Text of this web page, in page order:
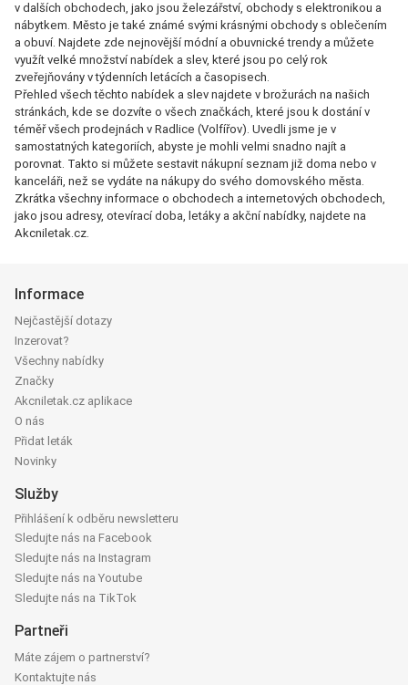
v dalších obchodech, jako jsou železářství, obchody s elektronikou a
nábytkem. Město je také známé svými krásnými obchody s oblečením
a obuví. Najdete zde nejnovější módní a obuvnické trendy a můžete
využít velké množství nabídek a slev, které jsou po celý rok
zveřejňovány v týdenních letácích a časopisech.
Přehled všech těchto nabídek a slev najdete v brožurách na našich
stránkách, kde se dozvíte o všech značkách, které jsou k dostání v
téměř všech prodejnách v Radlice (Volfířov). Uvedli jsme je v
samostatných kategoriích, abyste je mohli velmi snadno najít a
porovnat. Takto si můžete sestavit nákupní seznam již doma nebo v
kanceláři, než se vydáte na nákupy do svého domovského města.
Zkrátka všechny informace o obchodech a internetových obchodech,
jako jsou adresy, otevírací doba, letáky a akční nabídky, najdete na
Akcniletak.cz.
Informace
Nejčastější dotazy
Inzerovat?
Všechny nabídky
Značky
Akcniletak.cz aplikace
O nás
Přidat leták
Novinky
Služby
Přihlášení k odběru newsletteru
Sledujte nás na Facebook
Sledujte nás na Instagram
Sledujte nás na Youtube
Sledujte nás na TikTok
Partneři
Máte zájem o partnerství?
Kontaktujte nás